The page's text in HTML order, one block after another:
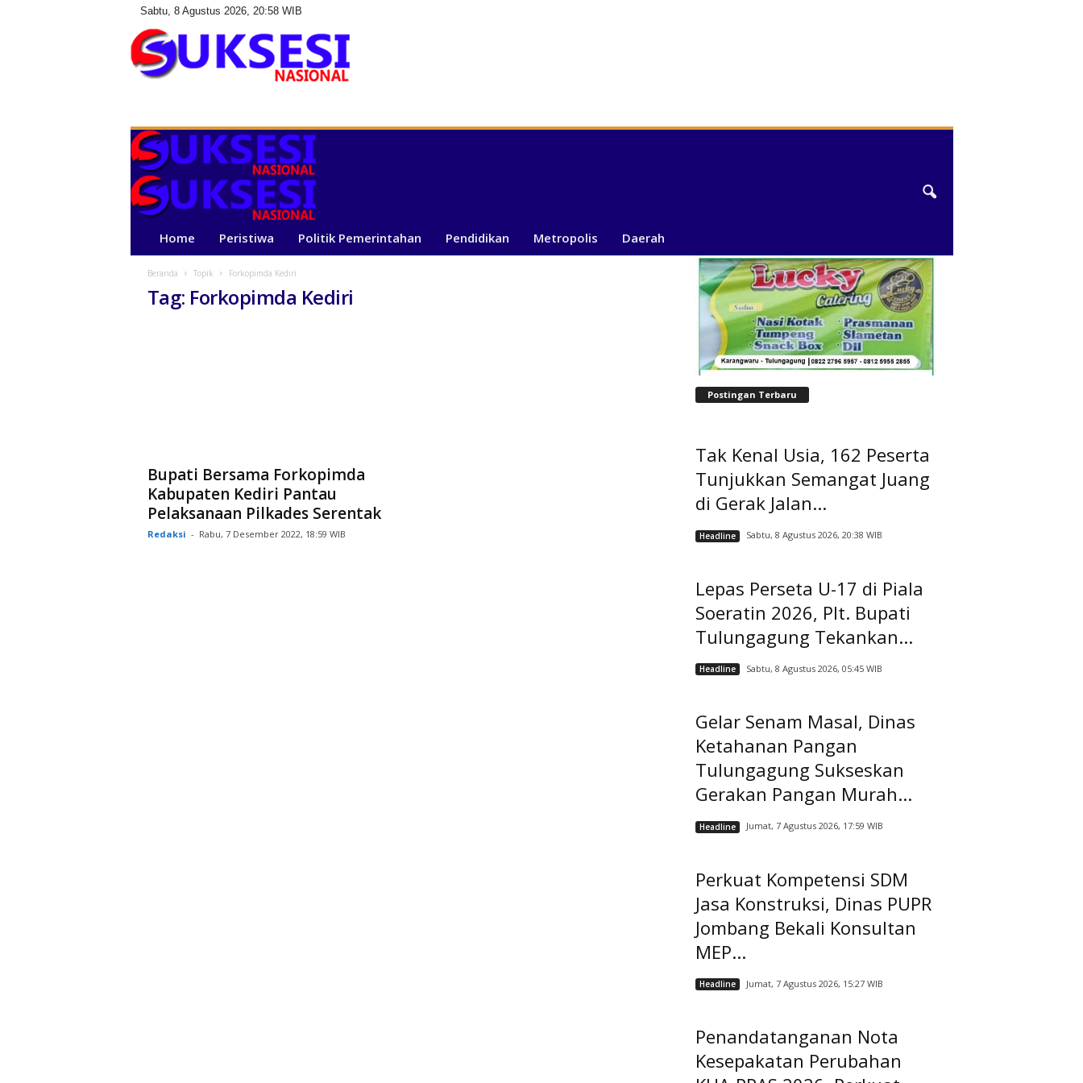
Sabtu, 8 Agustus 2026, 20:58 WIB
s
e
i
N
i
Home Peristiwa Politik Pemerintahan Pendidikan Metropolis Daerah
Beranda Topik Forkopimda Kediri
Tag: Forkopimda Kediri
Bupati Bersama Forkopimda
Kabupaten Kediri Pantau
Pelaksanaan Pilkades Serentak
Redaksi - Rabu, 7 Desember 2022, 18:59 WIB
Postingan Terbaru
Tak Kenal Usia, 162 Peserta
Tunjukkan Semangat Juang
di Gerak Jalan...
Headline Sabtu, 8 Agustus 2026, 20:38 WIB
Lepas Perseta U-17 di Piala
Soeratin 2026, Plt. Bupati
Tulungagung Tekankan...
Headline Sabtu, 8 Agustus 2026, 05:45 WIB
Gelar Senam Masal, Dinas
Ketahanan Pangan
Tulungagung Sukseskan
Gerakan Pangan Murah...
Headline Jumat, 7 Agustus 2026, 17:59 WIB
Perkuat Kompetensi SDM
Jasa Konstruksi, Dinas PUPR
Jombang Bekali Konsultan
MEP...
Headline Jumat, 7 Agustus 2026, 15:27 WIB
Penandatanganan Nota
Kesepakatan Perubahan